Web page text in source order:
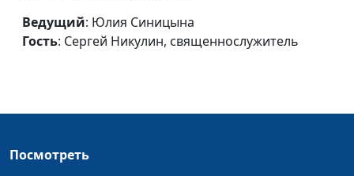
Что значит "чрево" в
Ведущий: Юлия Синицына
Гость: Сергей Никулин, священнослужитель
Посмотреть